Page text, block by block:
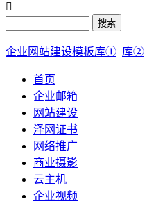

搜索
企业网站建设模板库① 库②
首页
企业邮箱
网站建设
泽网证书
网络推广
商业摄影
云主机
企业视频